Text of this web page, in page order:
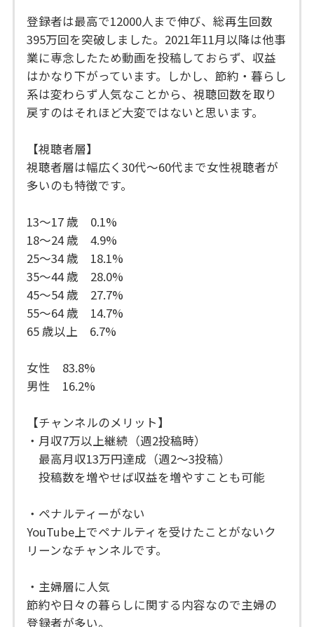
登録者は最高で12000人まで伸び、総再生回数
395万回を突破しました。2021年11月以降は他事
業に専念したため動画を投稿しておらず、収益
はかなり下がっています。しかし、節約・暮らし
系は変わらず人気なことから、視聴回数を取り
戻すのはそれほど大変ではないと思います。
【視聴者層】
視聴者層は幅広く30代～60代まで女性視聴者が
多いのも特徴です。
13～17 歳 0.1%
18～24 歳 4.9%
25～34 歳 18.1%
35～44 歳 28.0%
45～54 歳 27.7%
55～64 歳 14.7%
65 歳以上 6.7%
女性 83.8%
男性 16.2%
【チャンネルのメリット】
・月収7万以上継続（週2投稿時）
最高月収13万円達成（週2〜3投稿）
投稿数を増やせば収益を増やすことも可能
・ペナルティーがない
YouTube上でペナルティを受けたことがないク
リーンなチャンネルです。
・主婦層に人気
節約や日々の暮らしに関する内容なので主婦の
登録者が多い。